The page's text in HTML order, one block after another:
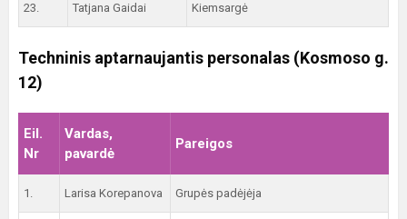
23. Tatjana Gaidai Kiemsargė
Techninis aptarnaujantis personalas (Kosmoso g.
12)
Eil.
Nr
Vardas,
pavardė
Pareigos
1. Larisa Korepanova Grupės padėjėja